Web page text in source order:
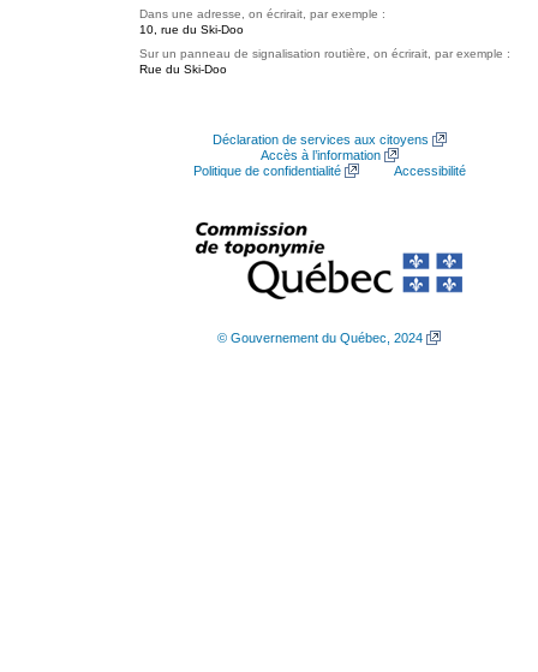
Dans une adresse, on écrirait, par exemple :
10, rue du Ski-Doo
Sur un panneau de signalisation routière, on écrirait, par exemple :
Rue du Ski-Doo
Déclaration de services aux citoyens
Accès à l’information
Politique de confidentialité
Accessibilité
© Gouvernement du Québec, 2024